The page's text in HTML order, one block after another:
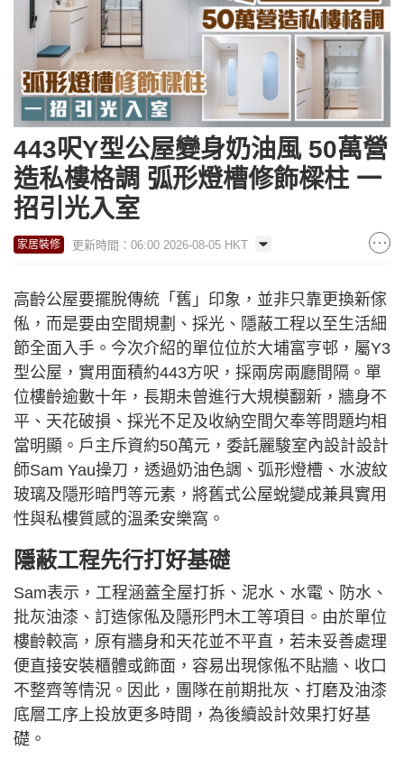
443呎Y型公屋變身奶油風 50萬營
造私樓格調 弧形燈槽修飾樑柱 一
招引光入室
家居裝修 更新時間：06:00 2026-08-05 HKT
高齡公屋要擺脫傳統「舊」印象，並非只靠更換新傢
俬，而是要由空間規劃、採光、隱蔽工程以至生活細
節全面入手。今次介紹的單位位於大埔富亨邨，屬Y3
型公屋，實用面積約443方呎，採兩房兩廳間隔。單
位樓齡逾數十年，長期未曾進行大規模翻新，牆身不
平、天花破損、採光不足及收納空間欠奉等問題均相
當明顯。戶主斥資約50萬元，委託麗駿室內設計設計
師Sam Yau操刀，透過奶油色調、弧形燈槽、水波紋
玻璃及隱形暗門等元素，將舊式公屋蛻變成兼具實用
性與私樓質感的溫柔安樂窩。
隱蔽工程先行打好基礎
Sam表示，工程涵蓋全屋打拆、泥水、水電、防水、
批灰油漆、訂造傢俬及隱形門木工等項目。由於單位
樓齡較高，原有牆身和天花並不平直，若未妥善處理
便直接安裝櫃體或飾面，容易出現傢俬不貼牆、收口
不整齊等情況。因此，團隊在前期批灰、打磨及油漆
底層工序上投放更多時間，為後續設計效果打好基
礎。